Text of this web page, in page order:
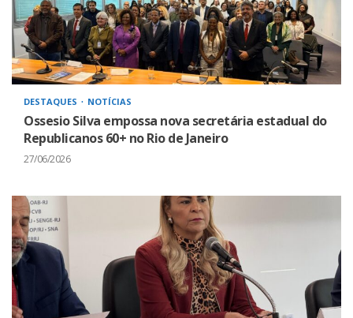
DESTAQUES NOTÍCIAS
Ossesio Silva empossa nova secretária estadual do
Republicanos 60+ no Rio de Janeiro
27/06/2026